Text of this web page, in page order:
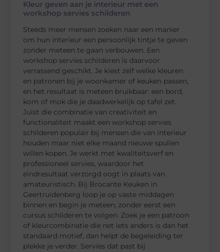
Kleur geven aan je interieur met een
workshop servies schilderen
Steeds meer mensen zoeken naar een manier
om hun interieur een persoonlijk tintje te geven
zonder meteen te gaan verbouwen. Een
workshop servies schilderen is daarvoor
verrassend geschikt. Je kiest zelf welke kleuren
en patronen bij je woonkamer of keuken passen,
en het resultaat is meteen bruikbaar: een bord,
kom of mok die je daadwerkelijk op tafel zet.
Juist die combinatie van creativiteit en
functionaliteit maakt een workshop servies
schilderen populair bij mensen die van interieur
houden maar niet elke maand nieuwe spullen
willen kopen. Je werkt met kwaliteitsverf en
professioneel servies, waardoor het
eindresultaat verzorgd oogt in plaats van
amateuristisch. Bij Brocante Keuken in
Geertruidenberg loop je op vaste middagen
binnen en begin je meteen, zonder eerst een
cursus schilderen te volgen. Zoek je een patroon
of kleurcombinatie die net iets anders is dan het
standaard motief, dan helpt de begeleiding ter
plekke je verder. Servies dat past bij